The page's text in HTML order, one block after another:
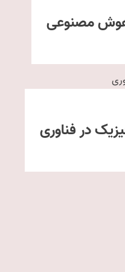
مصنوعی
در فناوری